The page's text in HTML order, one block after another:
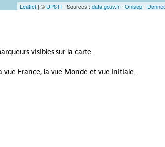
Leaflet | © UPSTI- Sources : data.gouv.fr- Onisep-
visibles sur la carte.
France, la vue Monde et vue Initiale.